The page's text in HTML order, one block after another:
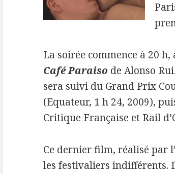
La soirée commence à 20
Café Paraiso de Alonso
sera suivi du Grand Prix
(Equateur, 1 h 24, 2009),
Critique Française et Rail
Ce dernier film, réalisé par
les festivaliers indifférents.